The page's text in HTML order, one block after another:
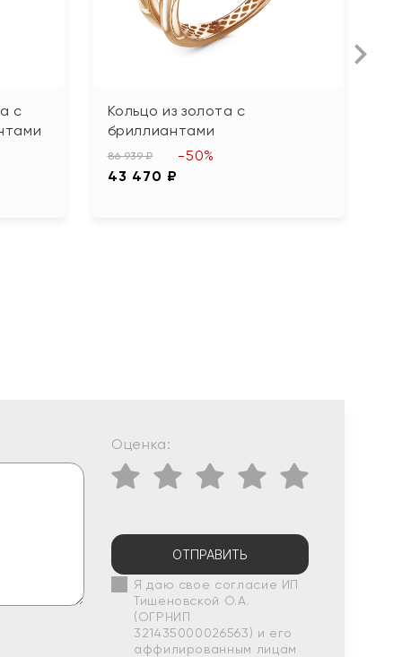
с
Кольцо из золота с
бриллиантами
86 939 ₽
43 470 ₽
-50%
Оценка:
ОТПРАВИТЬ
Я даю свое согласие ИП
Тишеновской О.А.
(ОГРНИП
321435000026563) и его
аффилированным лицам